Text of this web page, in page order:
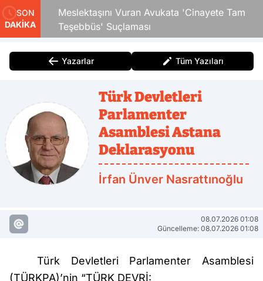
SON
DAKİKA
Meslektaşını Vuran Avukata 'Cinayete Tam
Teşebbüs' Suçlaması
Yazarlar Tüm Yazıları
Türk Devletleri
Parlamenter
Asamblesi Astana
Deklarasyonu
İrfan Ünver Nasrattınoğlu
08.07.2026 01:08
Güncelleme: 08.07.2026 01:08
Türk Devletleri Parlamenter Asamblesi
(TÜRKPA)’nin “TÜRK DEVRİ: